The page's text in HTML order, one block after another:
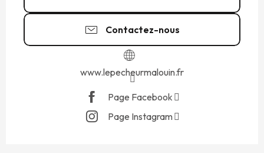
Contactez-nous
www.lepecheurmalouin.fr
Page Facebook
Page Instagram